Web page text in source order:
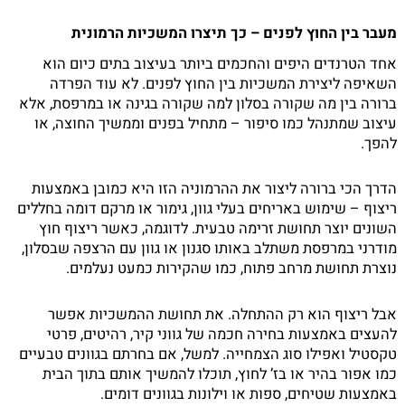
מעבר בין החוץ לפנים – כך תיצרו המשכיות הרמונית
אחד הטרנדים היפים והחכמים ביותר בעיצוב בתים כיום הוא
השאיפה ליצירת המשכיות בין החוץ לפנים. לא עוד הפרדה
ברורה בין מה שקורה בסלון למה שקורה בגינה או במרפסת, אלא
עיצוב שמתנהל כמו סיפור – מתחיל בפנים וממשיך החוצה, או
להפך.
הדרך הכי ברורה ליצור את ההרמוניה הזו היא כמובן באמצעות
ריצוף – שימוש באריחים בעלי גוון, גימור או מרקם דומה בחללים
השונים יוצר תחושת זרימה טבעית. לדוגמה, כאשר ריצוף חוץ
מודרני במרפסת משתלב באותו סגנון או גוון עם הרצפה שבסלון,
נוצרת תחושת מרחב פתוח, כמו שהקירות כמעט נעלמים.
אבל ריצוף הוא רק ההתחלה. את תחושת ההמשכיות אפשר
להעצים באמצעות בחירה חכמה של גווני קיר, רהיטים, פרטי
טקסטיל ואפילו סוג הצמחייה. למשל, אם בחרתם בגוונים טבעיים
כמו אפור בהיר או בז’ לחוץ, תוכלו להמשיך אותם בתוך הבית
באמצעות שטיחים, ספות או וילונות בגוונים דומים.